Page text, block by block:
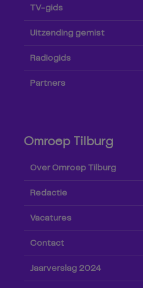
TV-gids
Uitzending gemist
Radiogids
Partners
Omroep Tilburg
Over Omroep Tilburg
Redactie
Vacatures
Contact
Jaarverslag 2024